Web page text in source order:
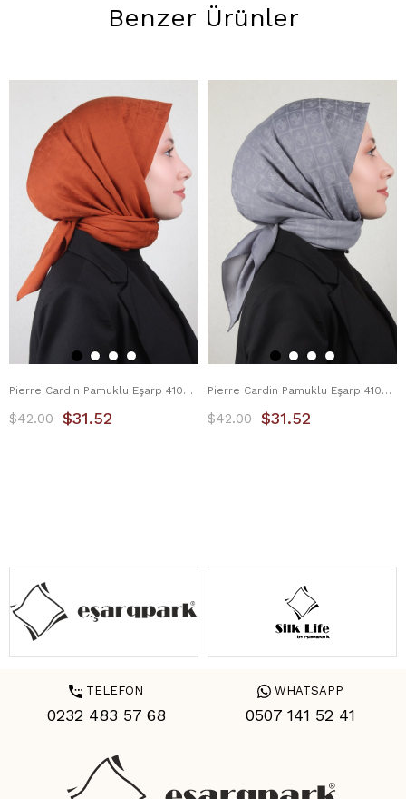
Benzer Ürünler
Pierre Cardin Pamuklu Eşarp 4105-11 Kiremit
$31.52
$42.00
Pierre Cardin Pamuklu Eşarp 4105-15 Füme
$31.52
$42.00
TELEFON
0232 483 57 68
WHATSAPP
0507 141 52 41